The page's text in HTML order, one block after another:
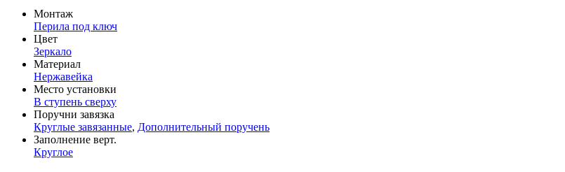
Монтаж
Перила под ключ
Цвет
Зеркало
Материал
Нержавейка
Место установки
В ступень сверху
Поручни завязка
Круглые завязанные, Дополнительный поручень
Заполнение верт.
Круглое